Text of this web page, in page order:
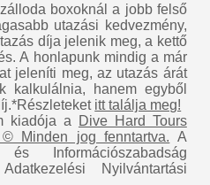
boxoknál a jobb felső
utazási kedvezmény,
díja jelenik meg, a kettő
A honlapunk mindig a már
jeleníti meg, az utazás árát
kalkulálnia, hanem egyből
itt találja meg!
kiadója a
Dive Hard Tours
Minden jog fenntartva. A
Információszabadság
Nyilvántartási